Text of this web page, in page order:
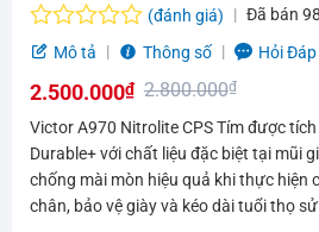
Được
hạng
0.0
5
sao
(đánh giá) Đã bán 98
Mô tả
Thông số Hỏi Đáp
2.800.000₫
Giá
gốc
là:
2.800.000₫.
2.500.000₫
Giá
hiện
tại
là:
Victor A970 Nitrolite CPS Tím được
Durable+ với chất liệu đặc biệt tại mũi
chống mài mòn hiệu quả khi thực hiện
chân, bảo vệ giày và kéo dài tuổi thọ